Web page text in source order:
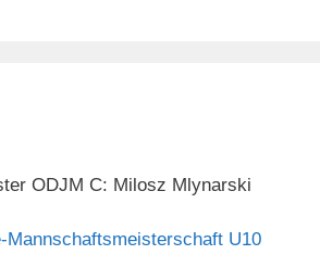
ODJM C: Milosz Mlynarski
Mannschaftsmeisterschaft U10